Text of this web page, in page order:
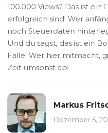
100.000 Views? Das ist ein
erfolgreich sind! Wer
noch Steuerdaten
Und du sagst, das ist ein
Falle! Wer hier mitmacht,
Zeit umsonst ab!
Markus
Dezember 5,